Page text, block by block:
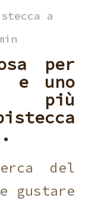
a
per
e uno
più
del
gustare